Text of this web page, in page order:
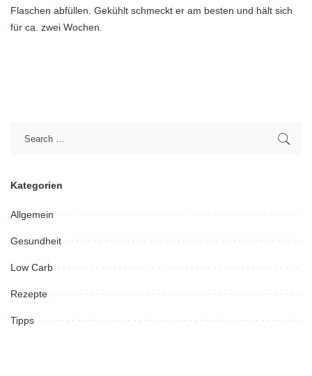
Flaschen abfüllen. Gekühlt schmeckt er am besten und hält sich
für ca. zwei Wochen.
Kategorien
Allgemein
Gesundheit
Low Carb
Rezepte
Tipps